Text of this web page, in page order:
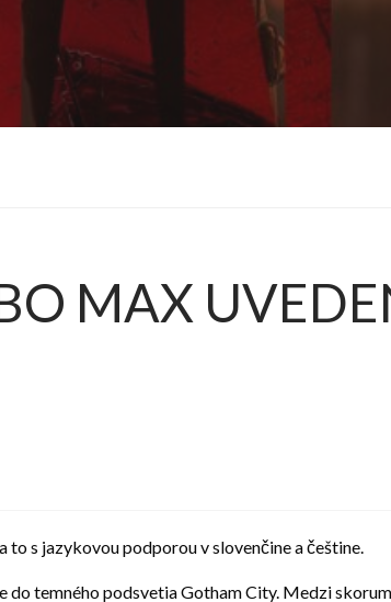
MAX
to s jazykovou podporou v slovenčine a češtine.
do temného podsvetia Gotham City. Medzi